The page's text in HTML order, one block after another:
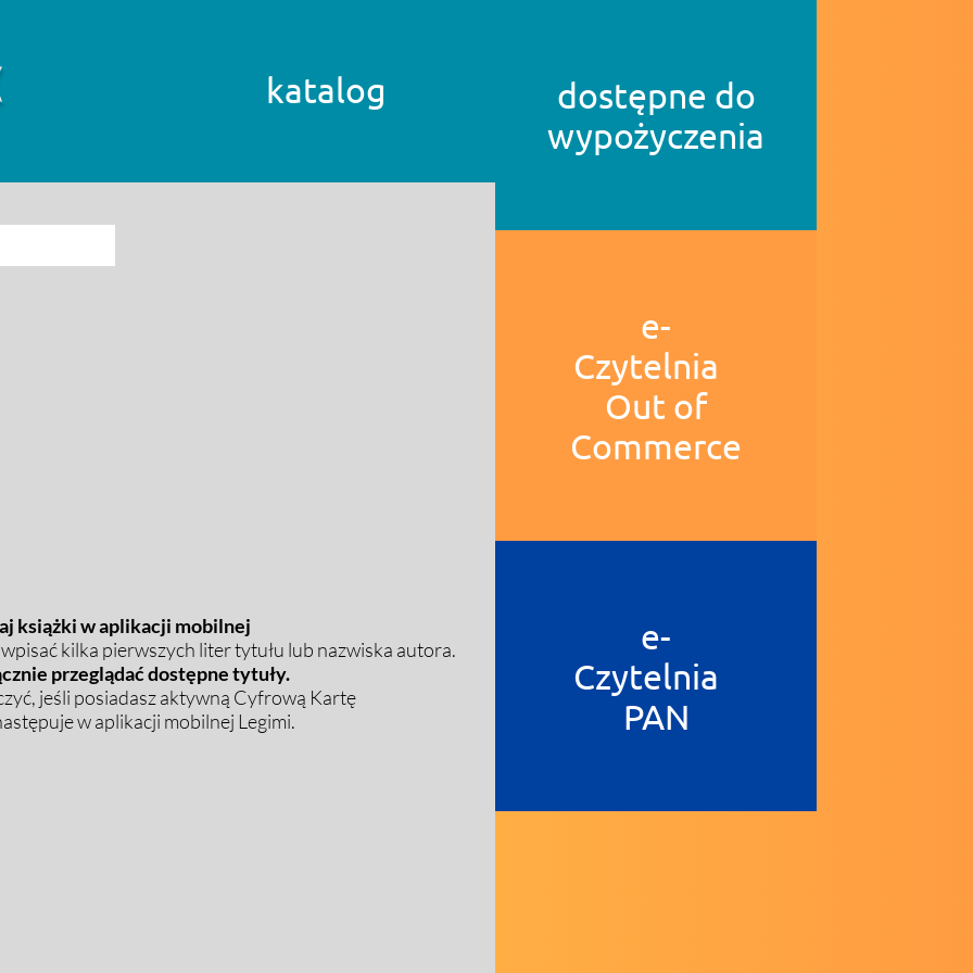
katalog
książki w aplikacji mobilnej
kilka pierwszych liter tytułu lub nazwiska autora.
przeglądać dostępne tytuły.
jeśli posiadasz aktywną Cyfrową Kartę
w aplikacji mobilnej Legimi.
dostępne do
wypożyczenia
e-
Czytelnia
Out of
Commerce
e-
Czytelnia
PAN